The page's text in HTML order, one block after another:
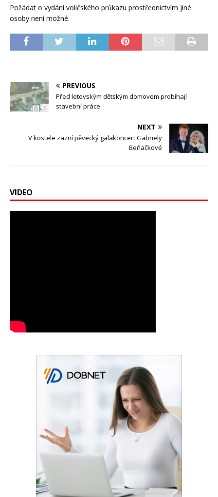
Požádat o vydání voličského průkazu prostřednictvím jiné
osoby není možné.
PREVIOUS
Před letovským dětským domovem probíhají
stavební práce
NEXT
V kostele zazní pěvecký galakoncert Gabriely
Beňačkové
VIDEO